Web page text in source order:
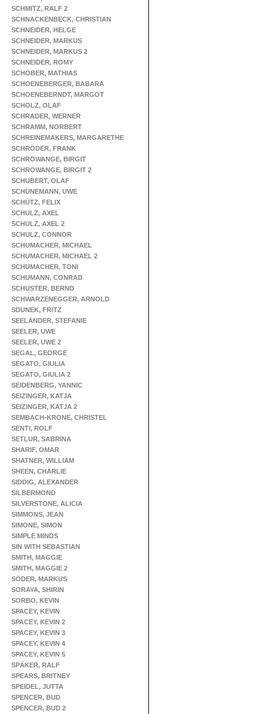
SCHMITZ, RALF 2
SCHNACKENBECK, CHRISTIAN
SCHNEIDER, HELGE
SCHNEIDER, MARKUS
SCHNEIDER, MARKUS 2
SCHNEIDER, ROMY
SCHOBER, MATHIAS
SCHOENEBERGER, BABARA
SCHOENEBERNDT, MARGOT
SCHOLZ, OLAF
SCHRADER, WERNER
SCHRAMM, NORBERT
SCHREINEMAKERS, MARGARETHE
SCHRÖDER, FRANK
SCHROWANGE, BIRGIT
SCHROWANGE, BIRGIT 2
SCHUBERT, OLAF
SCHÜNEMANN, UWE
SCHÜTZ, FELIX
SCHULZ, AXEL
SCHULZ, AXEL 2
SCHULZ, CONNOR
SCHUMACHER, MICHAEL
SCHUMACHER, MICHAEL 2
SCHUMACHER, TONI
SCHUMANN, CONRAD
SCHUSTER, BERND
SCHWARZENEGGER, ARNOLD
SDUNEK, FRITZ
SEELÄNDER, STEFANIE
SEELER, UWE
SEELER, UWE 2
SEGAL, GEORGE
SEGATO, GIULIA
SEGATO, GIULIA 2
SEIDENBERG, YANNIC
SEIZINGER, KATJA
SEIZINGER, KATJA 2
SEMBACH-KRONE, CHRISTEL
SENTI, ROLF
SETLUR, SABRINA
SHARIF, OMAR
SHATNER, WILLIAM
SHEEN, CHARLIE
SIDDIG, ALEXANDER
SILBERMOND
SILVERSTONE, ALICIA
SIMMONS, JEAN
SIMONE, SIMON
SIMPLE MINDS
SIN WITH SEBASTIAN
SMITH, MAGGIE
SMITH, MAGGIE 2
SÖDER, MARKUS
SORAYA, SHIRIN
SORBO, KEVIN
SPACEY, KEVIN
SPACEY, KEVIN 2
SPACEY, KEVIN 3
SPACEY, KEVIN 4
SPACEY, KEVIN 5
SPÄKER, RALF
SPEARS, BRITNEY
SPEIDEL, JUTTA
SPENCER, BUD
SPENCER, BUD 2